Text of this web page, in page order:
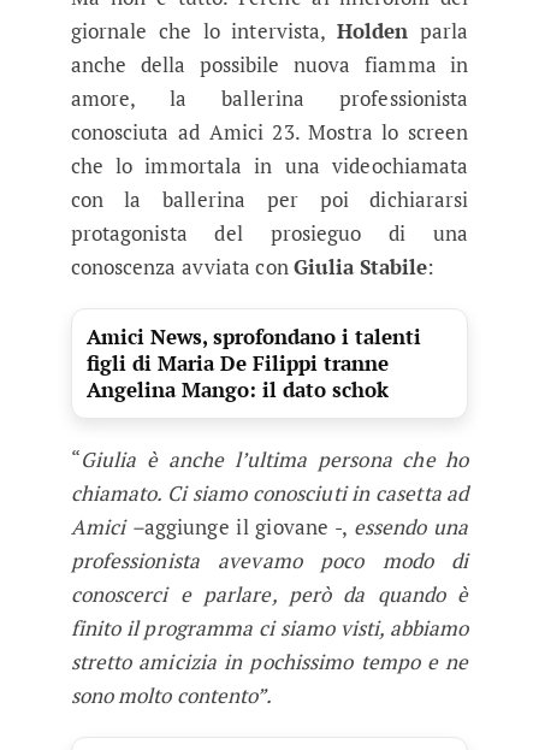
giornale che lo intervista, Holden parla
anche della possibile nuova fiamma in
amore, la ballerina professionista
conosciuta ad Amici 23. Mostra lo screen
che lo immortala in una videochiamata
con la ballerina per poi dichiararsi
protagonista del prosieguo di una
conoscenza avviata conGiuliaStabile:
Amici News, sprofondano i talenti
figli di Maria De Filippi tranne
Angelina Mango: il dato schok
“Giulia è anche l’ultima persona che ho
chiamato. Ci siamo conosciuti in casetta ad
Amici –aggiunge il giovane -, essendo una
professionista avevamo poco modo di
conoscerci e parlare, però da quando è
finito il programma ci siamo visti, abbiamo
stretto amicizia in pochissimo tempo e ne
sono molto contento”.